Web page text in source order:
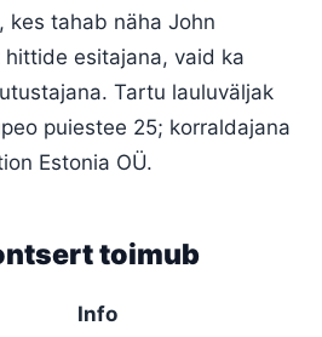
kes tahab näha John
esitajana, vaid ka
Tartu lauluväljak
puiestee 25; korraldajana
Estonia OÜ.
toimub
Info